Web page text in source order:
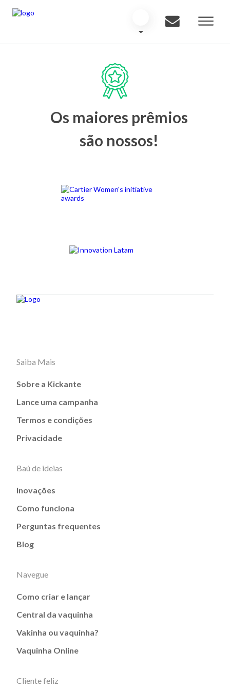
Os maiores prêmios
são nossos!
Saiba Mais
Sobre a Kickante
Lance uma campanha
Termos e condições
Privacidade
Baú de ideias
Inovações
Como funciona
Perguntas frequentes
Blog
Navegue
Como criar e lançar
Central da vaquinha
Vakinha ou vaquinha?
Vaquinha Online
Cliente feliz